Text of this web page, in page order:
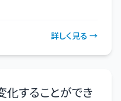
詳しく見る →
化することができ